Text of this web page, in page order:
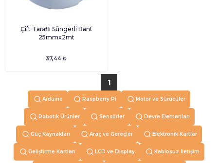
Çift Taraflı Süngerli Bant
25mmx2mt
37,44 ₺
1
Arduino Raspberry Pi Motor ve Sürücüler
Robotik Ürünler Sensörler Devre Elemanları
Güç Kaynakları Araç ve Gereçler Elektronik Kartlar
Geliştirme Kartları LCD ve Display Kablosuz İletişim